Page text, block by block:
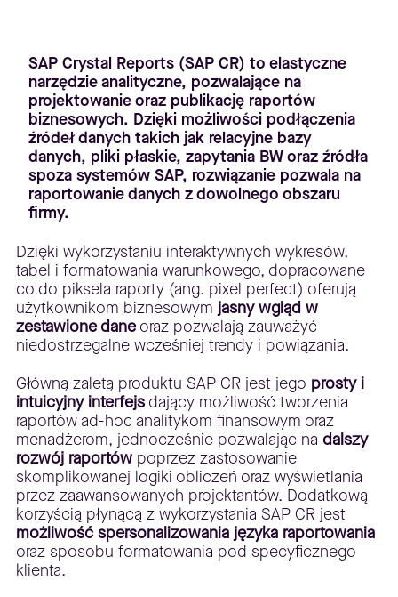
SAP Crystal Reports (SAP CR) to elastyczne
narzędzie analityczne, pozwalające na
projektowanie oraz publikację raportów
biznesowych. Dzięki możliwości podłączenia
źródeł danych takich jak relacyjne bazy
danych, pliki płaskie, zapytania BW oraz źródła
spoza systemów SAP, rozwiązanie pozwala na
raportowanie danych z dowolnego obszaru
firmy.
Dzięki wykorzystaniu interaktywnych wykresów,
tabel i formatowania warunkowego, dopracowane
co do piksela raporty (ang. pixel perfect) oferują
użytkownikom biznesowym jasny wgląd w
zestawione daneoraz pozwalają zauważyć
niedostrzegalne wcześniej trendy i powiązania.
Główną zaletą produktu SAP CR jest jego prosty i
intuicyjny interfejsdający możliwość tworzenia
raportów ad-hoc analitykom finansowym oraz
menadżerom, jednocześnie pozwalając na dalszy
rozwój raportówpoprzez zastosowanie
skomplikowanej logiki obliczeń oraz wyświetlania
przez zaawansowanych projektantów. Dodatkową
korzyścią płynącą z wykorzystania SAP CR jest
możliwość spersonalizowania języka raportowania
oraz sposobu formatowania pod specyficznego
klienta.